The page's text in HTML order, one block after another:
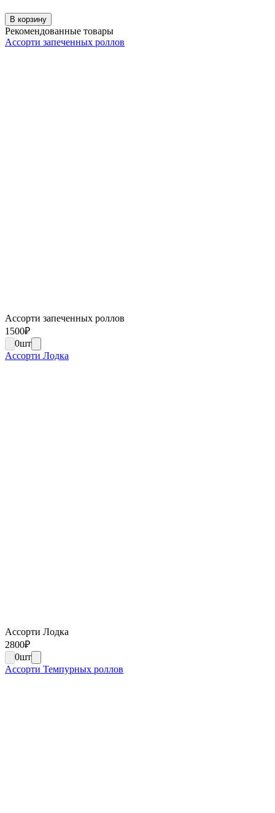
В корзину
Рекомендованные товары
Ассорти запеченных роллов
Ассорти запеченных роллов
1500₽
0шт
Ассорти Лодка
Ассорти Лодка
2800₽
0шт
Ассорти Темпурных роллов